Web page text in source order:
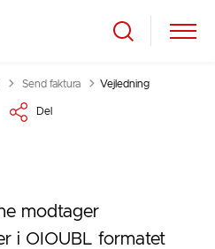
Tilbage til
Send faktura Vejledning
Del
modtager
i OIOUBL formatet